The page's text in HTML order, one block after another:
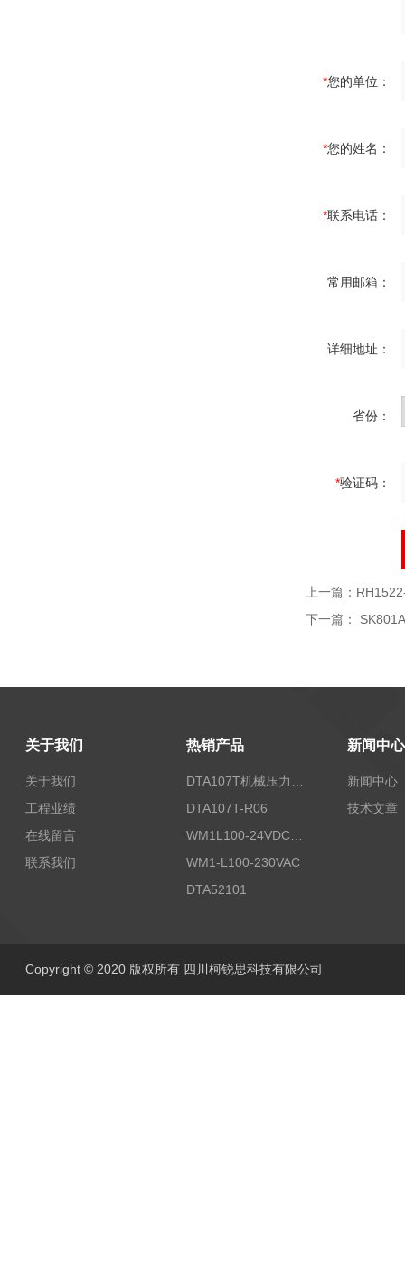
*您的单位：
*您的姓名：
*联系电话：
常用邮箱：
详细地址：
省份：
*验证码：
上一篇：
下一篇：
关于我们
关于我们
工程业绩
在线留言
联系我们
热销产品
DTA107T-R06
WM1L100-24VDC/T5X
WM1-L100-230VAC
DTA52101
新闻中心
新闻中心
技术文章
Copyright © 2020 版权所有 四川柯锐思科技有限公司